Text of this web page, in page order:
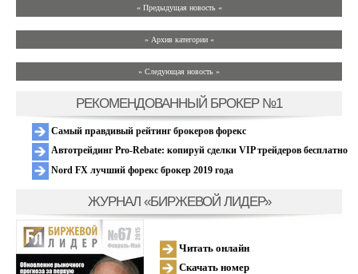
« Предыдущая новость «
» Архив категории «
» Следующая новость »
РЕКОМЕНДОВАННЫЙ БРОКЕР №1
Самый правдивый рейтинг брокеров форекс
Автотрейдинг Pro-Rebate: копируй сделки VIP трейдеров бесплатно
Nord FX лучший форекс брокер 2019 года
ЖУРНАЛ «БИРЖЕВОЙ ЛИДЕР»
Читать онлайн
Скачать номер